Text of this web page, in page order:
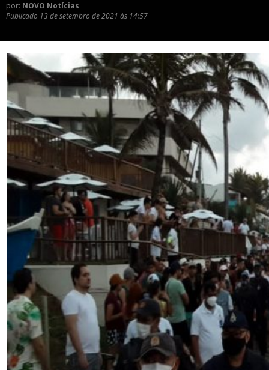
por: NOVO Notícias
Publicado 13 de setembro de 2021 às 14:57